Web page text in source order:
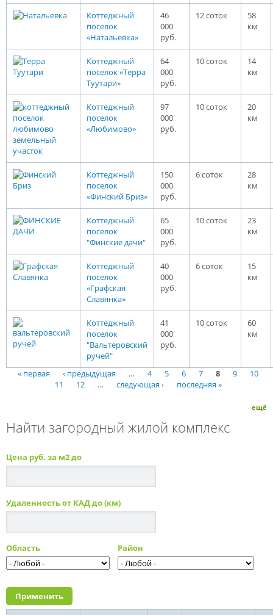
Коттеджный
поселок
«Натальевка»
46
000
руб.
12 соток
58
км
Коттеджный
поселок «Терра
Туутари»
64
000
руб.
10 соток
14
км
Коттеджный
поселок
«Любимово»
97
000
руб.
10 соток
20
км
Коттеджный
поселок
«Финский Бриз»
150
000
руб.
6 соток
28
км
Коттеджный
поселок
"Финские дачи"
65
000
руб.
10 соток
23
км
Коттеджный
поселок
«Графская
Славянка»
40
000
руб.
6 соток
15
км
Коттеджный
поселок
"Вальтеровский
ручей"
41
000
руб.
10 соток
60
км
Страницы
« первая ‹ предыдущая … 4 5 6 7 8 9
10
11
12 … следующая › последняя »
ещё
Найти загородный жилой комплекс
Цена руб. за м2 до
Удаленность от КАД до (км)
Область Район